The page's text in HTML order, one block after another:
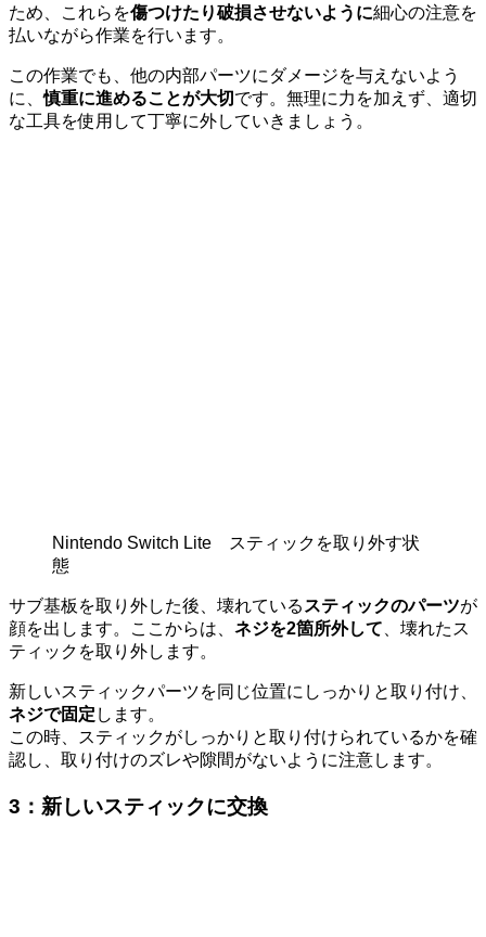
ため、これらを傷つけたり破損させないように細心の注意を
払いながら作業を行います。
この作業でも、他の内部パーツにダメージを与えないよう
に、慎重に進めることが大切です。無理に力を加えず、適切
な工具を使用して丁寧に外していきましょう。
Nintendo Switch Lite スティックを取り外す状
態
サブ基板を取り外した後、壊れている スティックのパーツが
顔を出します。ここからは、 ネジを2箇所外して 、壊れたス
ティックを取り外します。
新しいスティックパーツを同じ位置にしっかりと取り付け、
ネジで固定 します。
この時、スティックがしっかりと取り付けられているかを確
認し、取り付けのズレや隙間がないように注意します。
3： 新しいスティックに交換